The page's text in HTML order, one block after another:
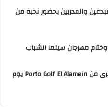
والمدربين بحضور نخبة من
مهرجان سينما الشباب
شيرين عبد الوهاب تعلن عودتها الكبرى من Porto Golf El Alamein يوم